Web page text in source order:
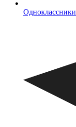
Одноклассники